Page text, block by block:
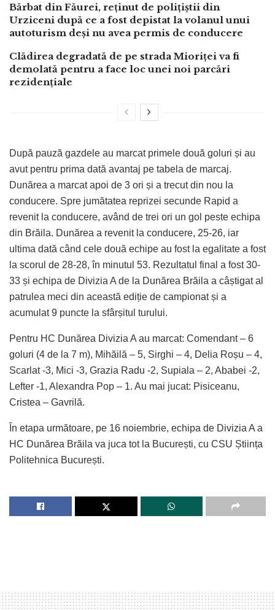
Bărbat din Făurei, reținut de polițiștii din
Urziceni după ce a fost depistat la volanul unui
autoturism deși nu avea permis de conducere
Clădirea degradată de pe strada Mioriței va fi
demolată pentru a face loc unei noi parcări
rezidențiale
După pauză gazdele au marcat primele două goluri și au
avut pentru prima dată avantaj pe tabela de marcaj.
Dunărea a marcat apoi de 3 ori și a trecut din nou la
conducere. Spre jumătatea reprizei secunde Rapid a
revenit la conducere, având de trei ori un gol peste echipa
din Brăila. Dunărea a revenit la conducere, 25-26, iar
ultima dată când cele două echipe au fost la egalitate a fost
la scorul de 28-28, în minutul 53. Rezultatul final a fost 30-
33 și echipa de Divizia A de la Dunărea Brăila a câștigat al
patrulea meci din această ediție de campionat și a
acumulat 9 puncte la sfârșitul turului.
Pentru HC Dunărea Divizia A au marcat: Comendant – 6
goluri (4 de la 7 m), Mihăilă – 5, Sirghi – 4, Delia Roșu – 4,
Scarlat -3, Mici -3, Grazia Radu -2, Supiala – 2, Ababei -2,
Lefter -1, Alexandra Pop – 1. Au mai jucat: Pisiceanu,
Cristea – Gavrilă.
În etapa următoare, pe 16 noiembrie, echipa de Divizia A a
HC Dunărea Brăila va juca tot la București, cu CSU Știința
Politehnica București.